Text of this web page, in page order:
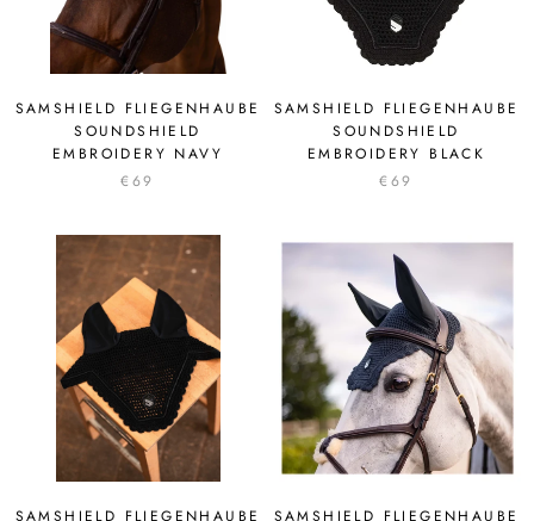
SAMSHIELD FLIEGENHAUBE
SOUNDSHIELD
EMBROIDERY NAVY
€69
SAMSHIELD FLIEGENHAUBE
SOUNDSHIELD
EMBROIDERY BLACK
€69
SAMSHIELD FLIEGENHAUBE
SAMSHIELD FLIEGENHAUBE